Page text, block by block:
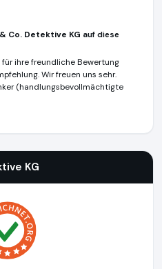
Co. Detektive KG auf diese
für ihre freundliche Bewertung
Wir freuen uns sehr.
(handlungsbevollmächtigte
KG